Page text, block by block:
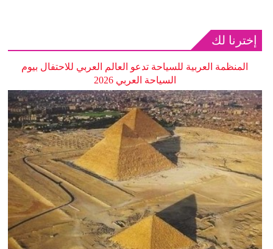
إخترنا لك
المنظمة العربية للسياحة تدعو العالم العربي للاحتفال بيوم
السياحة العربي 2026